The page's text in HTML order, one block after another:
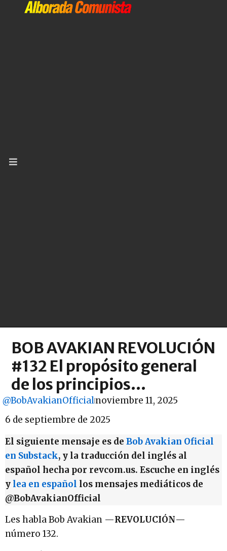
BOB AVAKIAN REVOLUCIÓN
#132 El propósito general
de los principios…
@BobAvakianOfficialnoviembre 11, 2025
6 de septiembre de 2025
El siguiente mensaje es de Bob Avakian Oficial
en Substack, y la traducción del inglés al
español hecha por revcom.us. Escuche en inglés
y lea en español los mensajes mediáticos de
@BobAvakianOfficial
Les habla Bob Avakian —REVOLUCIÓN—
número 132.